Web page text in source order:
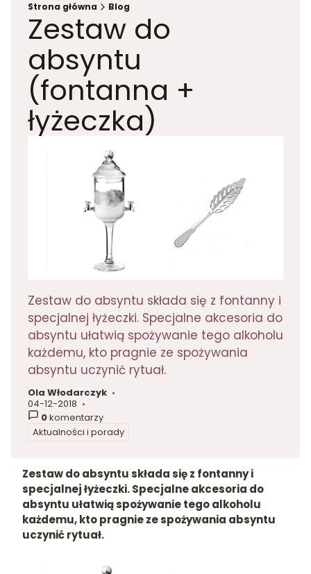
Strona główna Blog
Zestaw do
absyntu
(fontanna +
łyżeczka)
Zestaw do absyntu składa się z fontanny i
specjalnej łyżeczki. Specjalne akcesoria do
absyntu ułatwią spożywanie tego alkoholu
każdemu, kto pragnie ze spożywania
absyntu uczynić rytuał.
autor:
Ola Włodarczyk
dodano:
04-12-2018
0komentarzy
w kategorii
Aktualności i porady
Zestaw do absyntu składa się z fontanny i
specjalnej łyżeczki. Specjalne akcesoria do
absyntu ułatwią spożywanie tego alkoholu
każdemu, kto pragnie ze spożywania absyntu
uczynić rytuał.